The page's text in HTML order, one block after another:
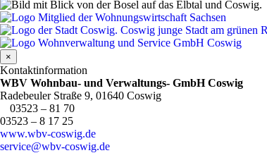
×
Kontaktinformation
WBV Wohnbau- und Verwaltungs- GmbH Coswig
Radebeuler Straße 9, 01640 Coswig
03523 – 81 70
03523 – 8 17 25
www.wbv-coswig.de
service@wbv-coswig.de